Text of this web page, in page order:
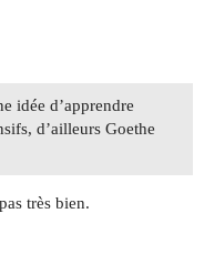
idée d’apprendre
d’ailleurs Goethe
très bien.